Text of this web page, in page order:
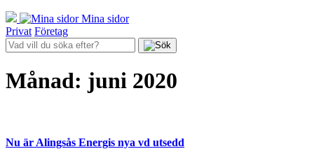
Mina sidor
Privat Företag
Månad: juni 2020
Nu är Alingsås Energis nya vd utsedd